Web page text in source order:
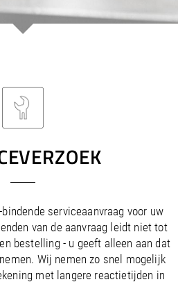
/EN
Iceland/
Latvia/
/EN
/ EN DE FR
Malta/ EN
/
/EN
/ EN ES
/EN
Federation/EN
Arabia/EN
/
Nam
serviceaanvraag voor uw
van de aanvraag leidt niet tot
bestelling - u geeft alleen aan dat
Wij nemen zo snel mogelijk
met langere reactietijden in